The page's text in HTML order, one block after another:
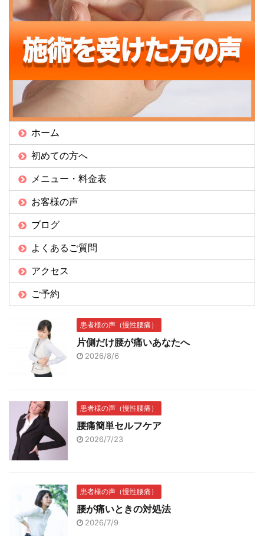
ホーム
初めての方へ
メニュー・料金表
お客様の声
ブログ
よくあるご質問
アクセス
ご予約
患者様の声（慢性腰痛）
片側だけ腰が痛いあなたへ
2026/8/6
患者様の声（慢性腰痛）
腰痛簡単セルフケア
2026/7/23
患者様の声（慢性腰痛）
腰が痛いときの対処法
2026/7/9